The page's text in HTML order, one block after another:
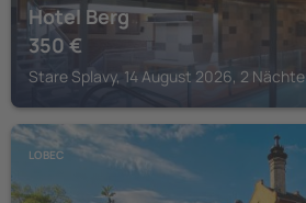
Hotel Berg
350 €
Stare Splavy, 14 August 2026, 2 Nächte
LOBEC